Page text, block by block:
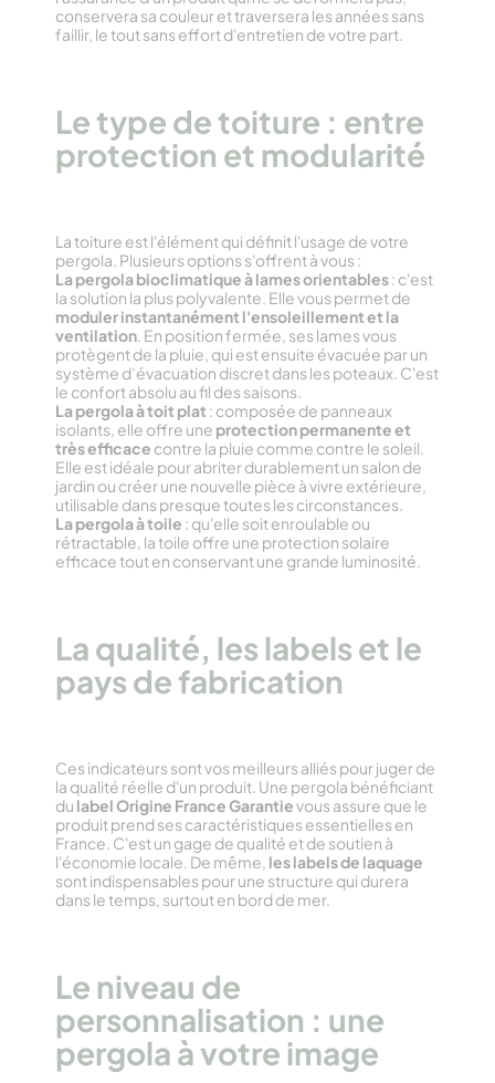
conservera sa couleur et traversera les années sans
faillir, le tout sans effort d'entretien de votre part.
Le type de toiture : entre
protection et modularité
La toiture est l'élément qui définit l'usage de votre
pergola. Plusieurs options s'offrent à vous :
La pergola bioclimatique à lames orientables: c'est
la solution la plus polyvalente. Elle vous permet de
moduler instantanément l'ensoleillement et la
ventilation. En position fermée, ses lames vous
protègent de la pluie, qui est ensuite évacuée par un
système d’évacuation discret dans les poteaux. C'est
le confort absolu au fil des saisons.
La pergola à toit plat : composée de panneaux
isolants, elle offre une protection permanente et
très efficace contre la pluie comme contre le soleil.
Elle est idéale pour abriter durablement un salon de
jardin ou créer une nouvelle pièce à vivre extérieure,
utilisable dans presque toutes les circonstances.
La pergola à toile : qu'elle soit enroulable ou
rétractable, la toile offre une protection solaire
efficace tout en conservant une grande luminosité.
La qualité, les labels et le
pays de fabrication
Ces indicateurs sont vos meilleurs alliés pour juger de
la qualité réelle d'un produit. Une pergola bénéficiant
du label Origine France Garantievous assure que le
produit prend ses caractéristiques essentielles en
France. C'est un gage de qualité et de soutien à
l'économie locale. De même, les labels de laquage
sont indispensables pour une structure qui durera
dans le temps, surtout en bord de mer.
Le niveau de
personnalisation : une
pergola à votre image